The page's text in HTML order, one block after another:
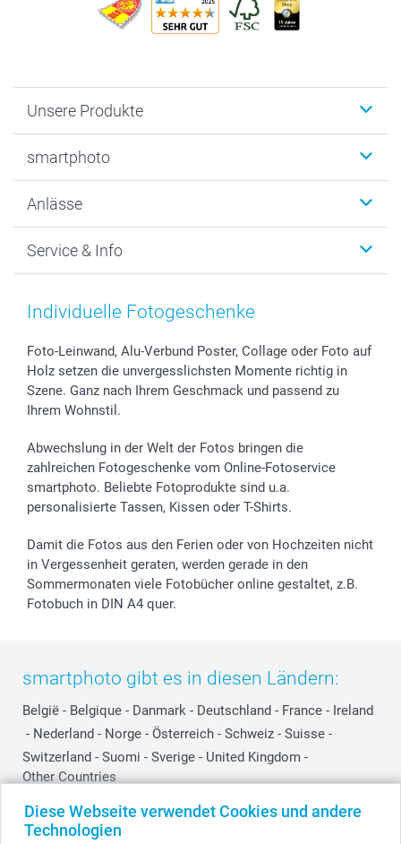
Diese Webseite verwendet Cookies und andere
Technologien
Unsere Produkte
Fotogeschenke
MyNameBook
Fotoabzüge, Fotos als Buch & Poster
Zubehör & Material
Foto-Kalender & Agenden
Sticker & Etiketten
Geschenk-Gutscheine (PDF)
smartphoto
Warum smartphoto
Datenschutz
AGB
Presse
Partnerprogramme
Investor Relations
B2B smartbusiness
Widerrufsrecht
Anlässe
Neujahr
Muttertag
Kommunion & Konfirmation
Hochzeit
Geburtstag
Geburt
Zu allen Anlässen
Service & Info
Preise und Versandkosten
48h Lieferung
Zahlungsmöglichkeiten
Anmelden /Registrieren
Sitemap
Status der Bestellung
smartfriends
smartgarantie
smartbonus
Individuelle Fotogeschenke
Foto-Leinwand, Alu-Verbund Poster, Collage oder Foto auf
Holz setzen die unvergesslichsten Momente richtig in
Szene. Ganz nach Ihrem Geschmack und passend zu
Ihrem Wohnstil.
Abwechslung in der Welt der Fotos bringen die
zahlreichen Fotogeschenke vom Online-Fotoservice
smartphoto. Beliebte Fotoprodukte sind u.a.
personalisierte Tassen, Kissen oder T-Shirts.
Damit die Fotos aus den Ferien oder von Hochzeiten nicht
in Vergessenheit geraten, werden gerade in den
Sommermonaten viele Fotobücher online gestaltet, z.B.
Fotobuch in DIN A4 quer.
smartphoto gibt es in diesen Ländern:
België - Belgique - Danmark - Deutschland - France - Ireland
- Nederland - Norge - Österreich - Schweiz - Suisse -
Switzerland - Suomi - Sverige - United Kingdom -
Other Countries
Alle Preise verstehen sich in Schweizer Franken (CHF) inkl. MwSt. und zzgl.